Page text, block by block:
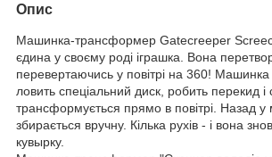
Опис
Машинка-трансформер Gatecreeper
єдина у своєму роді іграшка. Вона
перевертаючись у повітрі на 360! Машинка
ловить спеціальний диск, робить перекид і
трансформується прямо в повітрі. Назад у
збирається вручну. Кілька рухів - і вона
кувырку.